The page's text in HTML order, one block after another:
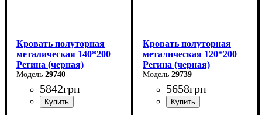
Кровать полуторная
металическая 140*200
Регина (черная)
29740
5842грн
Кровать полуторная
металическая 120*200
Регина (черная)
29739
5658грн